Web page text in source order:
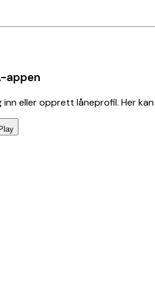
appen
eller opprett låneprofil. Her